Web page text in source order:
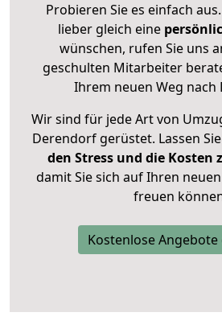
Probieren Sie es einfach
lieber gleich eine
wünschen, rufen Sie uns
geschulten Mitarbeiter
Ihrem neuen Weg nach
Wir sind für jede Art von
Derendorf gerüstet. Lassen
den Stress und die Kosten
damit Sie sich auf Ihren
freuen
Kostenlose